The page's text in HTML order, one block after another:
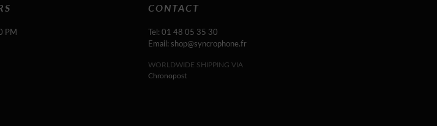
PM
CONTACT
Tel: 01 48 05 35 30
Email: shop@syncrophone.fr
WORLDWIDE SHIPPING VIA
Chronopost